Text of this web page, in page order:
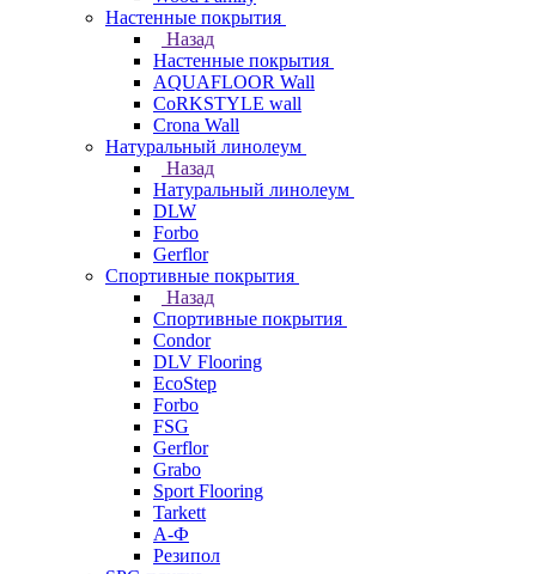
Настенные покрытия
Назад
Настенные покрытия
AQUAFLOOR Wall
CoRKSTYLE wall
Crona Wall
Натуральный линолеум
Назад
Натуральный линолеум
DLW
Forbo
Gerflor
Спортивные покрытия
Назад
Спортивные покрытия
Condor
DLV Flooring
EcoStep
Forbo
FSG
Gerflor
Grabo
Sport Flooring
Tarkett
А-Ф
Резипол